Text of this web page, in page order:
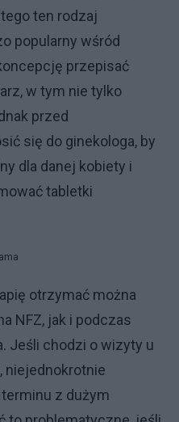
ten rodzaj
popularny wśród
przepisać
w tym nie tylko
przed
się do ginekologa, by
dla danej kobiety i
tabletki
otrzymać można
NFZ, jak i podczas
Jeśli chodzi o wizyty u
niejednokrotnie
z dużym